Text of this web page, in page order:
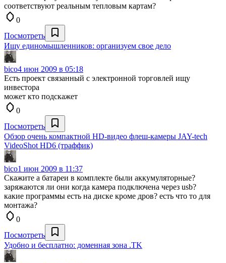
соответствуют реальным тепловым картам?
0
Посмотреть
Ищу единомышленников: организуем свое дело
bico4 июн 2009 в 05:18
Есть проект связанный с электронной торговлей ищу
инвестора
может кто подскажет
0
Посмотреть
Обзор очень компактной HD-видео флеш-камеры JAY-tech
VideoShot HD6 (траффик)
bico1 июн 2009 в 11:37
Скажите а батареи в комплекте были аккумуляторные?
заряжаются ли они когда камера подключена через usb?
какие программы есть на диске кроме дров? есть что то для
монтажа?
0
Посмотреть
Удобно и бесплатно: доменная зона .TK